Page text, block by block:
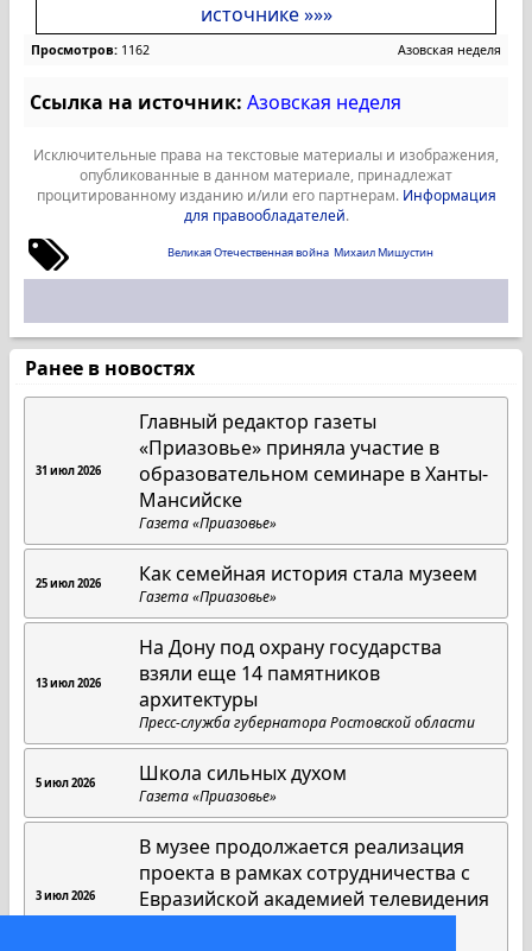
источнике »»»
Просмотров: 1162 Азовская неделя
Ссылка на источник: Азовская неделя
Исключительные права на текстовые материалы и изображения,
опубликованные в данном материале, принадлежат
процитированному изданию и/или его партнерам. Информация
для правообладателей.
Великая Отечественная война Михаил Мишустин
Ранее в новостях
31 июл 2026
Главный редактор газеты
«Приазовье» приняла участие в
образовательном семинаре в Ханты-
Мансийске
Газета «Приазовье»
25 июл 2026 Как семейная история стала музеем
Газета «Приазовье»
13 июл 2026
На Дону под охрану государства
взяли еще 14 памятников
архитектуры
Пресс-служба губернатора Ростовской области
5 июл 2026 Школа сильных духом
Газета «Приазовье»
3 июл 2026
В музее продолжается реализация
проекта в рамках сотрудничества с
Евразийской академией телевидения